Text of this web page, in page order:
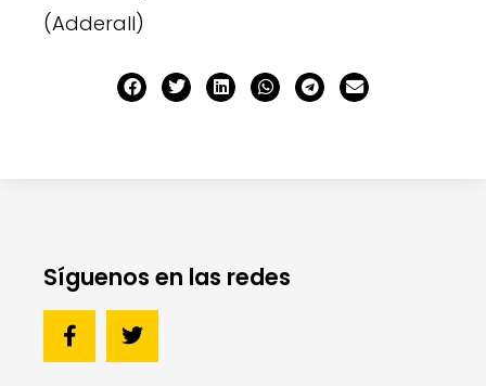
(Adderall)
Síguenos en las redes